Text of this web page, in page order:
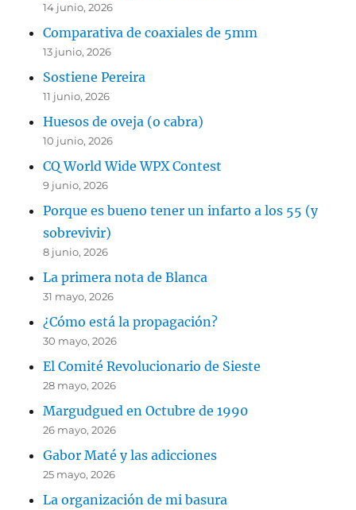
14 junio, 2026
Comparativa de coaxiales de 5mm
13 junio, 2026
Sostiene Pereira
11 junio, 2026
Huesos de oveja (o cabra)
10 junio, 2026
CQ World Wide WPX Contest
9 junio, 2026
Porque es bueno tener un infarto a los 55 (y
sobrevivir)
8 junio, 2026
La primera nota de Blanca
31 mayo, 2026
¿Cómo está la propagación?
30 mayo, 2026
El Comité Revolucionario de Sieste
28 mayo, 2026
Margudgued en Octubre de 1990
26 mayo, 2026
Gabor Maté y las adicciones
25 mayo, 2026
La organización de mi basura